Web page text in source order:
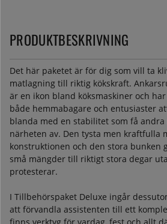
PRODUKTBESKRIVNING
Det här paketet är för dig som vill ta
matlagning till riktig kökskraft.
är en ikon bland köksmaskiner och
både hemmabagare och entusiaster
blanda med en stabilitet som få
närheten av. Den tysta men kraftfulla
konstruktionen och den stora bunken
små mängder till riktigt stora degar
protesterar.
I Tillbehörspaket Deluxe ingår
att förvandla assistenten till ett
finns verktyg för vardag, fest och allt